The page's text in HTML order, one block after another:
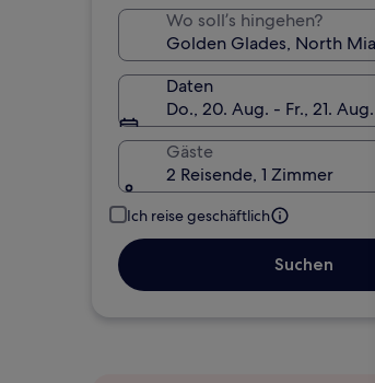
Wo soll’s hingehen?
Daten
Do., 20. Aug. - Fr., 21. Aug.
Gäste
2 Reisende, 1 Zimmer
Ich reise geschäftlich
Suchen